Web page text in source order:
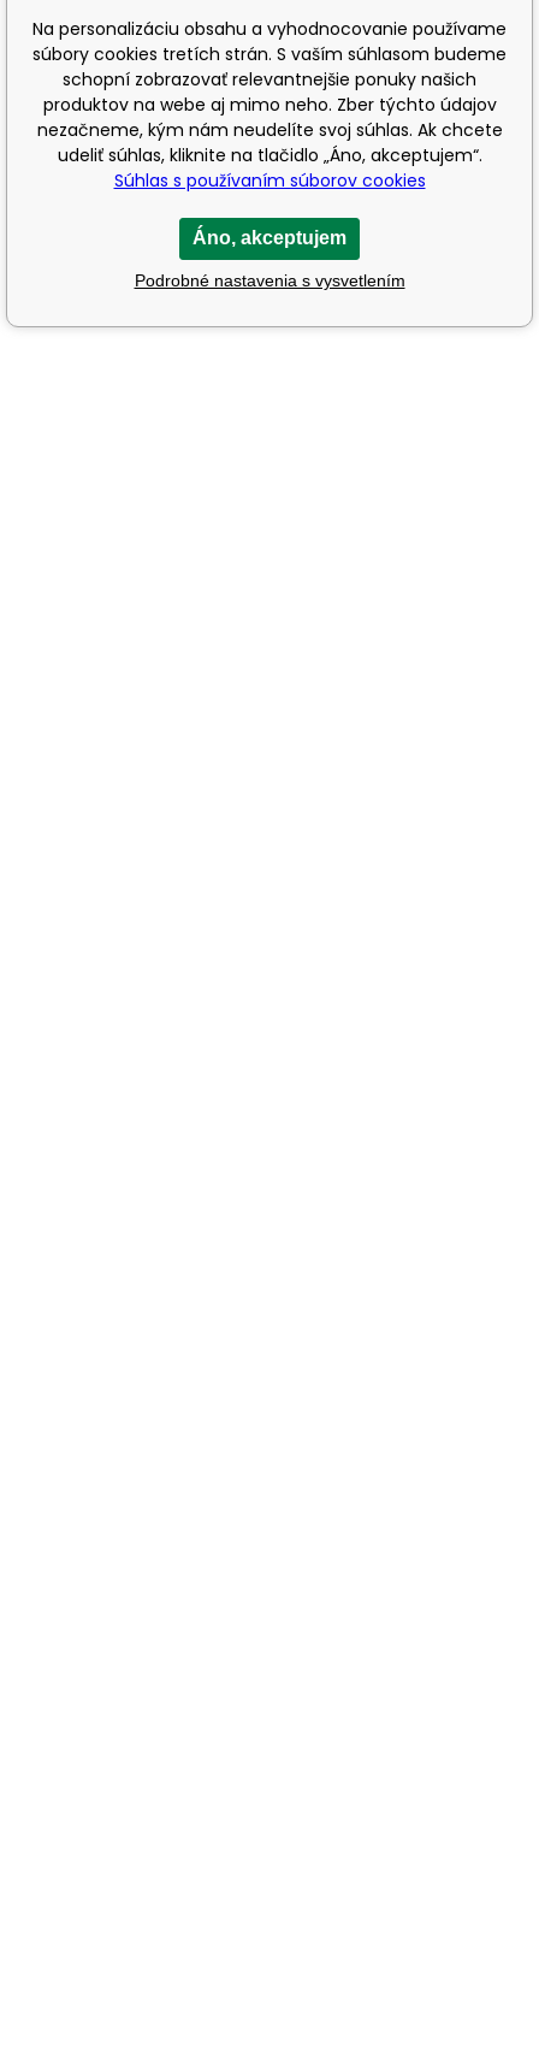
Na personalizáciu obsahu a vyhodnocovanie používame
súbory cookies tretích strán. S vaším súhlasom budeme
schopní zobrazovať relevantnejšie ponuky našich
produktov na webe aj mimo neho. Zber týchto údajov
nezačneme, kým nám neudelíte svoj súhlas. Ak chcete
udeliť súhlas, kliknite na tlačidlo „Áno, akceptujem“.
Súhlas s používaním súborov cookies
Áno, akceptujem
Podrobné nastavenia s vysvetlením